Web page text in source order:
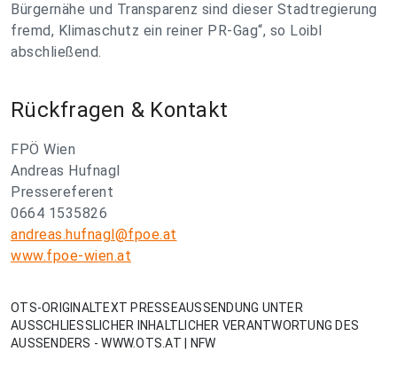
Bürgernähe und Transparenz sind dieser Stadtregierung
fremd, Klimaschutz ein reiner PR-Gag“, so Loibl
abschließend.
Rückfragen & Kontakt
FPÖ Wien
Andreas Hufnagl
Pressereferent
0664 1535826
andreas.hufnagl@fpoe.at
www.fpoe-wien.at
OTS-ORIGINALTEXT PRESSEAUSSENDUNG UNTER
AUSSCHLIESSLICHER INHALTLICHER VERANTWORTUNG DES
AUSSENDERS - WWW.OTS.AT | NFW